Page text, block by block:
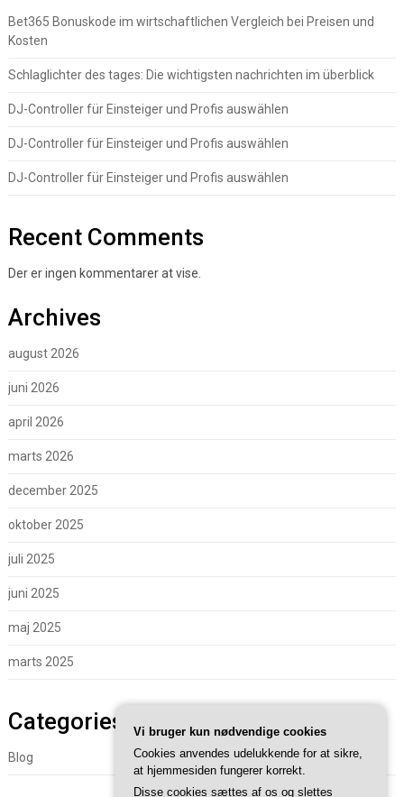
Bet365 Bonuskode im wirtschaftlichen Vergleich bei Preisen und
Kosten
Schlaglichter des tages: Die wichtigsten nachrichten im überblick
DJ-Controller für Einsteiger und Profis auswählen
DJ-Controller für Einsteiger und Profis auswählen
DJ-Controller für Einsteiger und Profis auswählen
Recent Comments
Der er ingen kommentarer at vise.
Archives
august 2026
juni 2026
april 2026
marts 2026
december 2025
oktober 2025
juli 2025
juni 2025
maj 2025
marts 2025
Categories
Blog
Vi bruger kun nødvendige cookies
Cookies anvendes udelukkende for at sikre,
at hjemmesiden fungerer korrekt.
Disse cookies sættes af os og slettes